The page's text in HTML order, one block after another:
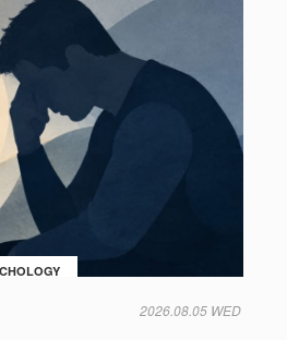
2026.08.05 WED